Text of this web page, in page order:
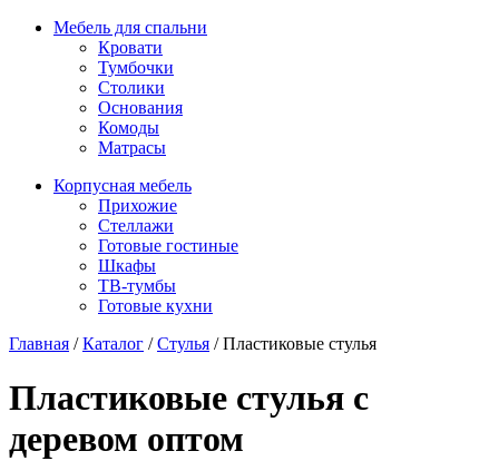
Мебель для спальни
Кровати
Тумбочки
Столики
Основания
Комоды
Матрасы
Корпусная мебель
Прихожие
Стеллажи
Готовые гостиные
Шкафы
ТВ-тумбы
Готовые кухни
Главная /Каталог /Стулья /Пластиковые стулья
Пластиковые стулья с
деревом оптом